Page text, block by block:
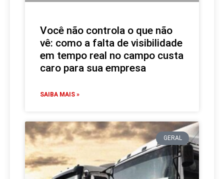
Você não controla o que não
vê: como a falta de visibilidade
em tempo real no campo custa
caro para sua empresa
SAIBA MAIS »
GERAL